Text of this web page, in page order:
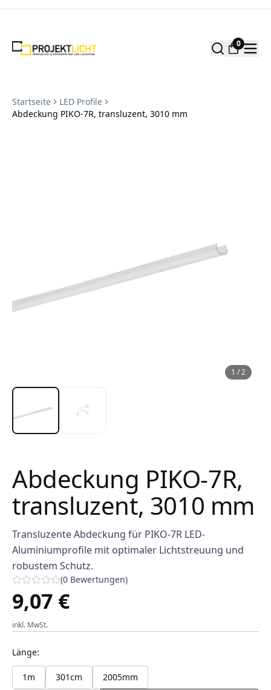
Zum Inhalt springen
0
Startseite
LED Profile
Abdeckung PIKO-7R, transluzent, 3010 mm
1 /2
Abdeckung PIKO-7R,
transluzent, 3010 mm
Transluzente Abdeckung für PIKO-7R LED-
Aluminiumprofile mit optimaler Lichtstreuung und
robustem Schutz.
(0 Bewertungen)
9,07 €
inkl. MwSt.
Länge:
1m 301cm 2005mm